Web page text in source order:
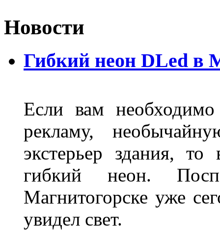
Новости
Гибкий неон DLed в
Если вам
рекламу,
экстерьер здания,
гибкий неон.
Магнитогорске уже
увидел свет.